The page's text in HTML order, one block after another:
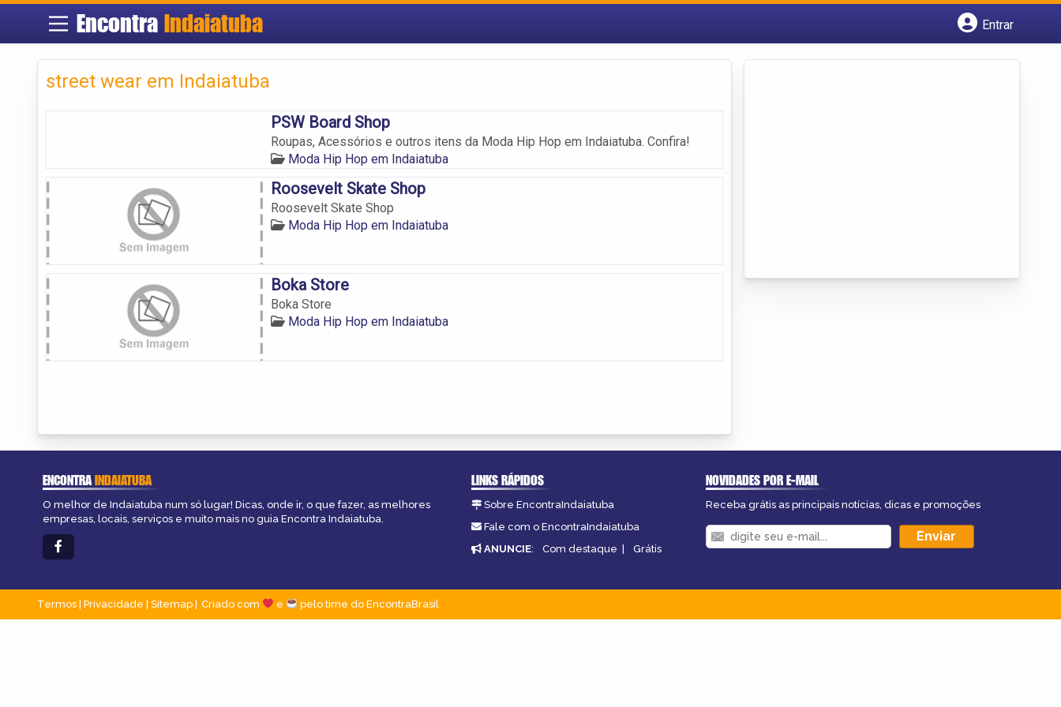
EncontraIndaiatuba
Entrar
street wear em Indaiatuba
PSW Board Shop
Roupas, Acessórios e outros itens da Moda Hip Hop em Indaiatuba. Confira!
Moda Hip Hop em Indaiatuba
Roosevelt Skate Shop
Roosevelt Skate Shop
Moda Hip Hop em Indaiatuba
Boka Store
Boka Store
Moda Hip Hop em Indaiatuba
ENCONTRAINDAIATUBA
O melhor de Indaiatuba num só lugar! Dicas, onde ir, o que fazer, as melhores
empresas, locais, serviços e muito mais no guia Encontra Indaiatuba.
LINKS RÁPIDOS
Sobre EncontraIndaiatuba
Fale com o EncontraIndaiatuba
ANUNCIE: Com destaque | Grátis
NOVIDADES POR E-MAIL
Receba grátis as principais notícias, dicas e promoções
Termos Privacidade Sitemap Criado com e pelo time do EncontraBrasil